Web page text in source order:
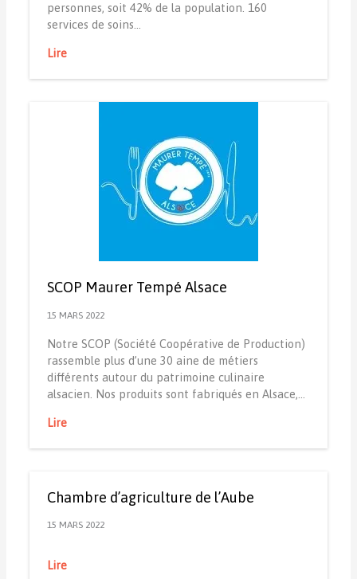
personnes, soit 42% de la population. 160
services de soins…
Lire
SCOP Maurer Tempé Alsace
15 MARS 2022
Notre SCOP (Société Coopérative de Production)
rassemble plus d’une 30 aine de métiers
différents autour du patrimoine culinaire
alsacien. Nos produits sont fabriqués en Alsace,…
Lire
Chambre d’agriculture de l’Aube
15 MARS 2022
Lire